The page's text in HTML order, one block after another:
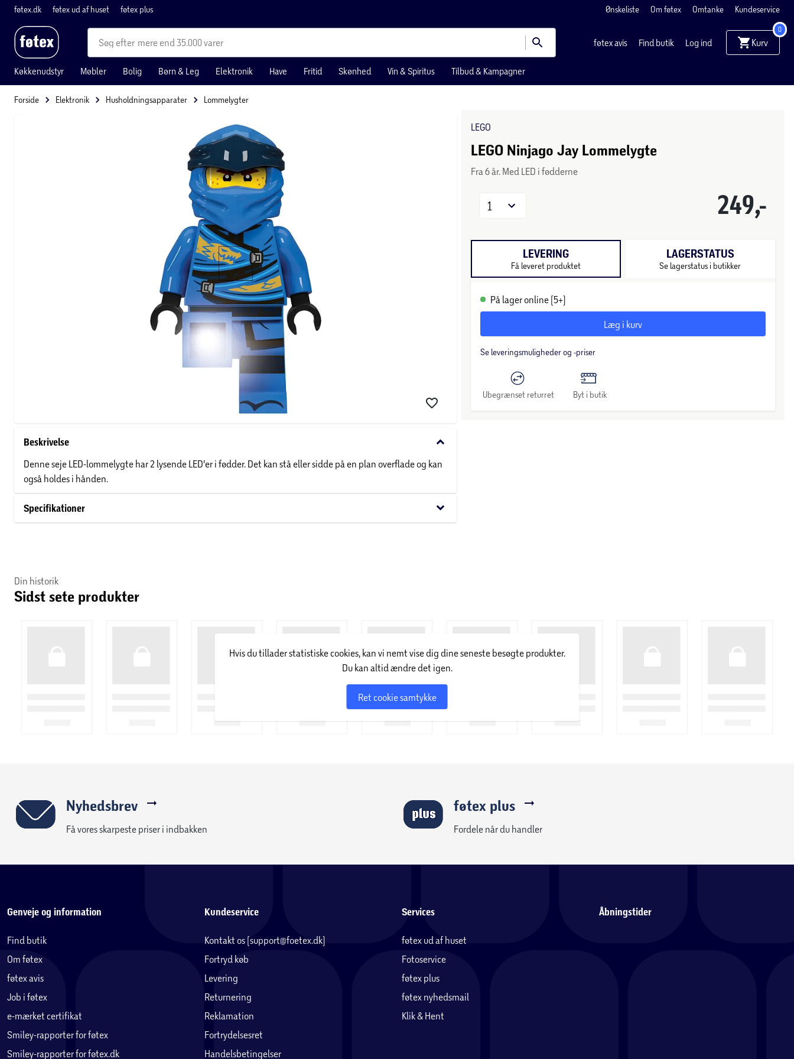
føtex.dk føtex ud af huset føtex plus Ønskeliste Om føtex Omtanke Kundeservice
mere end 35.000 varer føtex avis Find butik Log ind Kurv
0
Køkkenudstyr Møbler Bolig Børn & Leg Elektronik Have Fritid Skønhed Vin & Spiritus Tilbud & Kampagner
Forside Elektronik Husholdningsapparater Lommelygter
Beskrivelse keyboard_arrow_down
Denne seje LED-lommelygte har 2 lysende LED'er i fødder. Det kan stå eller sidde på en plan overflade og kan
også holdes i hånden.
Specifikationer keyboard_arrow_down
LEGO
LEGO Ninjago Jay Lommelygte
Fra 6 år. Med LED i fødderne
249,-
1
LEVERING
Få leveret produktet
LAGERSTATUS
Se lagerstatus i butikker
På lager online (5+)
Læg i kurv
Se leveringsmuligheder og -priser
Ubegrænset returret Byt i butik
Din historik
Sidst sete produkter
Hvis du tillader statistiske cookies, kan vi nemt vise dig dine seneste besøgte produkter.
Du kan altid ændre det igen.
Ret cookie samtykke
Nyhedsbrev
Få vores skarpeste priser i indbakken
føtex plus
Fordele når du handler
Genveje og information
Find butik
Om føtex
føtex avis
Job i føtex
e-mærket certifikat
Smiley-rapporter for føtex
Smiley-rapporter for føtex.dk
Kundeservice
Kontakt os (support@foetex.dk)
Fortryd køb
Levering
Returnering
Reklamation
Fortrydelsesret
Handelsbetingelser
Services
føtex ud af huset
Fotoservice
føtex plus
føtex nyhedsmail
Klik & Hent
Åbningstider